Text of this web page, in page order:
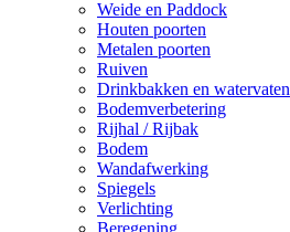
Weide en Paddock
Houten poorten
Metalen poorten
Ruiven
Drinkbakken en watervaten
Bodemverbetering
Rijhal / Rijbak
Bodem
Wandafwerking
Spiegels
Verlichting
Beregening